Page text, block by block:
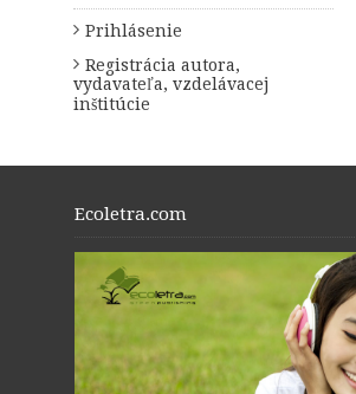
Prihlásenie
Registrácia autora,
vydavateľa, vzdelávacej
inštitúcie
Ecoletra.com